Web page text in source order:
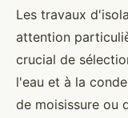
Les travaux
attention
crucial de
l'eau et à la
de moisissure ou